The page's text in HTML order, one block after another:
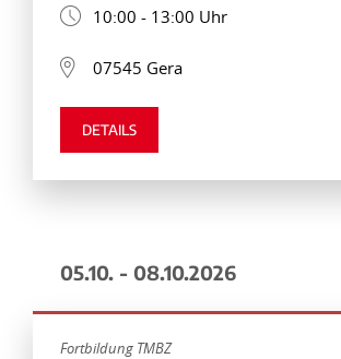
10:00 - 13:00 Uhr
07545 Gera
DETAILS
05.10. - 08.10.2026
Fortbildung TMBZ